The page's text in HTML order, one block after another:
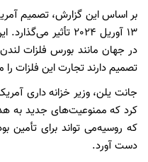
بر اساس این گزارش، تصمیم
13 آوریل 2024
تصمیم دارند تجارت این فلزات را
جانت یلن، وزیر خزانه داری
کرد که ممنوعیت‌های جدید به
که روسیه‌می تواند برای تأمین
دست آورد.